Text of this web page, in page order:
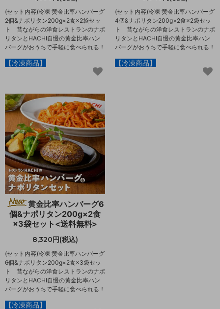
(セット内容)冷凍 黄金比率ハンバーグ
2個&ナポリタン200g×2食×2袋セッ
ト 昔ながらの洋食レストランのナポ
リタンとHACHI自慢の黄金比率ハン
バーグがおうちで手軽に食べられる！
【冷凍商品】
(セット内容)冷凍 黄金比率ハンバーグ
4個&ナポリタン200g×2食×2袋セッ
ト 昔ながらの洋食レストランのナポ
リタンとHACHI自慢の黄金比率ハン
バーグがおうちで手軽に食べられる！
【冷凍商品】
黄金比率ハンバーグ6
個&ナポリタン200g×2食
×3袋セット<送料無料>
8,320円(税込)
(セット内容)冷凍 黄金比率ハンバーグ
6個&ナポリタン200g×2食×3袋セッ
ト 昔ながらの洋食レストランのナポ
リタンとHACHI自慢の黄金比率ハン
バーグがおうちで手軽に食べられる！
【冷凍商品】